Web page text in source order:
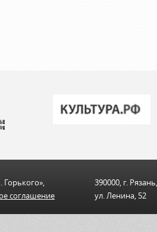
соглашениe
390000, г. Рязань,
ул. Ленина, 52